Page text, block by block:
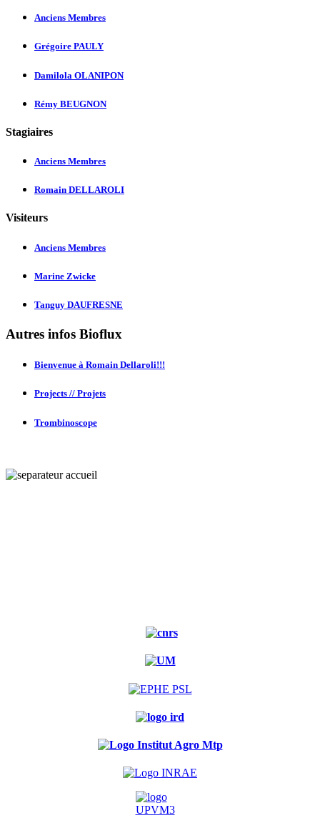
Anciens Membres
Grégoire PAULY
Damilola OLANIPON
Rémy BEUGNON
Stagiaires
Anciens Membres
Romain DELLAROLI
Visiteurs
Anciens Membres
Marine Zwicke
Tanguy DAUFRESNE
Autres infos Bioflux
Bienvenue à Romain Dellaroli!!!
Projects // Projets
Trombinoscope